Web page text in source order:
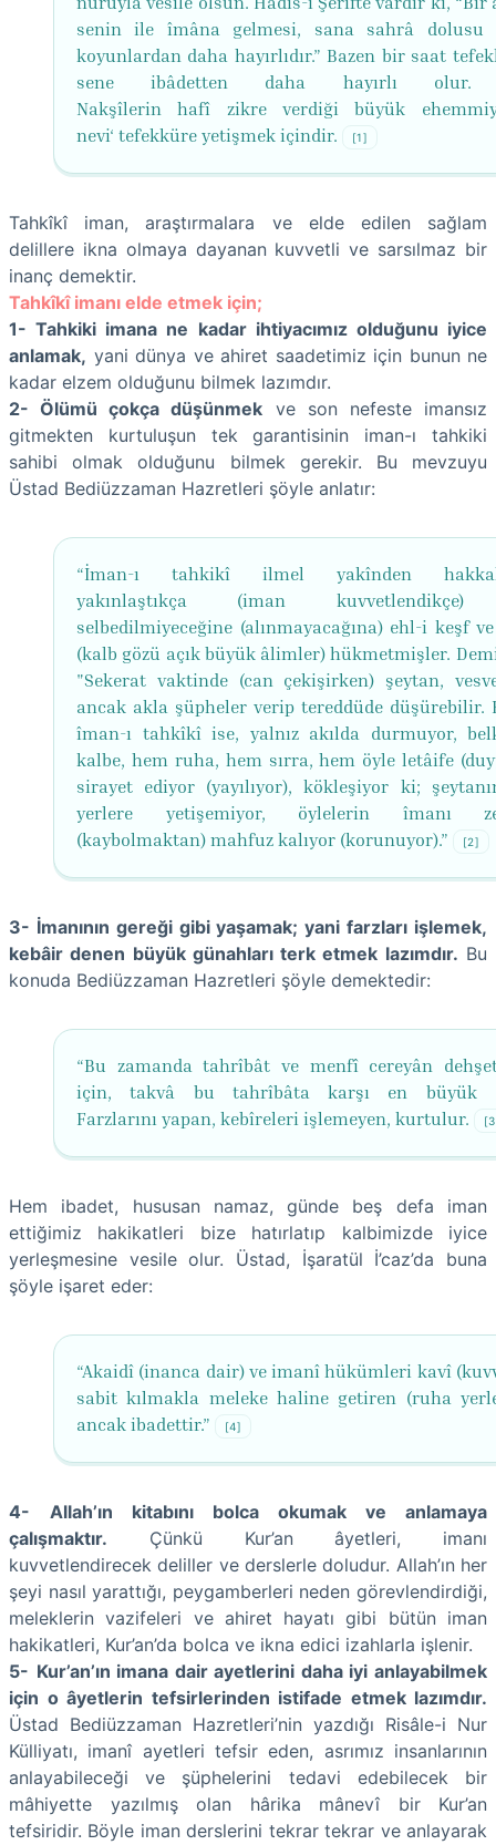
senin ile îmâna gelmesi, sana sahrâ dolusu
koyunlardan daha hayırlıdır.” Bazen bir saat
sene ibâdetten daha hayırlı olur.
Nakşîlerin hafî zikre verdiği büyük
nevi‘ tefekküre yetişmek içindir.
[1]
Tahkîkî iman, araştırmalara ve elde edilen sağlam
delillere ikna olmaya dayanan kuvvetli ve sarsılmaz bir
inanç demektir.
Tahkîkî imanı elde etmek için;
1- Tahkiki imana ne kadar ihtiyacımız olduğunu iyice
anlamak, yani dünya ve ahiret saadetimiz için bunun ne
kadar elzem olduğunu bilmek lazımdır.
2- Ölümü çokça düşünmek ve son nefeste imansız
gitmekten kurtuluşun tek garantisinin iman-ı tahkiki
sahibi olmak olduğunu bilmek gerekir. Bu mevzuyu
Üstad Bediüzzaman Hazretleri şöyle anlatır:
“İman-ı tahkikî ilmel yakînden
yakınlaştıkça (iman kuvvetlendikçe)
selbedilmiyeceğine (alınmayacağına) ehl-i keşf
(kalb gözü açık büyük âlimler) hükmetmişler.
"Sekerat vaktinde (can çekişirken) şeytan,
ancak akla şüpheler verip tereddüde düşürebilir.
îman-ı tahkîkî ise, yalnız akılda durmuyor,
kalbe, hem ruha, hem sırra, hem öyle letâife
sirayet ediyor (yayılıyor), kökleşiyor ki;
yerlere yetişemiyor, öylelerin îmanı
(kaybolmaktan) mahfuz kalıyor (korunuyor).”
[2]
3- İmanının gereği gibi yaşamak; yani farzları işlemek,
kebâir denen büyük günahları terk etmek lazımdır. Bu
konuda Bediüzzaman Hazretleri şöyle demektedir:
“Bu zamanda tahrîbât ve menfî cereyân
için, takvâ bu tahrîbâta karşı en büyük
Farzlarını yapan, kebîreleri işlemeyen, kurtulur.
Hem ibadet, hususan namaz, günde beş defa iman
ettiğimiz hakikatleri bize hatırlatıp kalbimizde iyice
yerleşmesine vesile olur. Üstad, İşaratül İ’caz’da buna
şöyle işaret eder:
“Akaidî (inanca dair) ve imanî hükümleri kavî
sabit kılmakla meleke haline getiren (ruha
ancak ibadettir.”
[4]
4-
Allah’ın kitabını bolca okumak ve anlamaya
çalışmaktır. Çünkü Kur’an âyetleri, imanı
kuvvetlendirecek deliller ve derslerle doludur. Allah’ın her
şeyi nasıl yarattığı, peygamberleri neden görevlendirdiği,
meleklerin vazifeleri ve ahiret hayatı gibi bütün iman
hakikatleri, Kur’an’da bolca ve ikna edici izahlarla işlenir.
5- Kur’an’ın imana dair ayetlerini daha iyi anlayabilmek
için o âyetlerin tefsirlerinden istifade etmek lazımdır.
Üstad Bediüzzaman Hazretleri’nin yazdığı Risâle-i Nur
Külliyatı, imanî ayetleri tefsir eden, asrımız insanlarının
anlayabileceği ve şüphelerini tedavi edebilecek bir
mâhiyette yazılmış olan hârika mânevî bir Kur’an
tefsiridir. Böyle iman derslerini tekrar tekrar ve anlayarak